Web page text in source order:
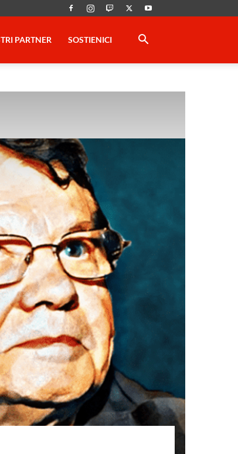
PARTNER SOSTIENICI